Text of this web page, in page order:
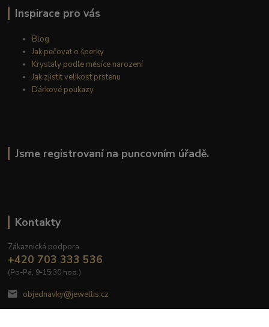
Inspirace pro vás
Blog
Jak pečovat o šperky
Krystaly podle měsíce narození
Jak zjistit velikost prstenu
Dárkové poukazy
Jsme registrovaní na puncovním úřadě.
Kontakty
Zákaznická podpora
+420 703 333 536
(Po-Pá, 9-15:30 hod.)
objednavky@jewellis.cz